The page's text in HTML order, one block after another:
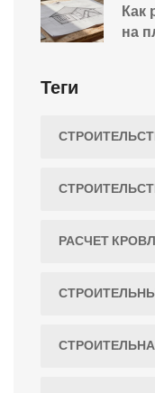
Как
на
Теги
РАСЧЕТ